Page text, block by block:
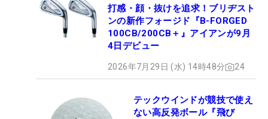
打感・顔・抜けを追求！ブリヂスト
ンの新作フォージド『B-FORGED
100CB/200CB＋』アイアンが9月
4日デビュー
2026年7月29日 (水) 14時48分 24
テックウインドが競技で使え
ない高反発ボール『飛び